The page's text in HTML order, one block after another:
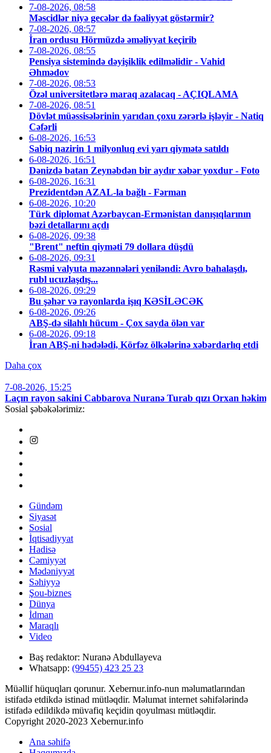
7-08-2026, 08:58
Məscidlər niyə gecələr də fəaliyyət göstərmir?
7-08-2026, 08:57
İran ordusu Hörmüzdə əməliyyat keçirib
7-08-2026, 08:55
Pensiya sistemində dəyişiklik edilməlidir - Vahid
Əhmədov
7-08-2026, 08:53
Özəl universitetlərə maraq azalacaq - AÇIQLAMA
7-08-2026, 08:51
Dövlət müəssisələrinin yarıdan çoxu zərərlə işləyir - Natiq
Cəfərli
6-08-2026, 16:53
Sabiq nazirin 1 milyonluq evi yarı qiymətə satıldı
6-08-2026, 16:51
Dənizdə batan Zeynəbdən bir aydır xəbər yoxdur - Foto
6-08-2026, 16:31
Prezidentdən AZAL-la bağlı - Fərman
6-08-2026, 10:20
Türk diplomat Azərbaycan-Ermənistan danışıqlarının
bəzi detallarını açdı
6-08-2026, 09:38
"Brent" neftin qiyməti 79 dollara düşdü
6-08-2026, 09:31
Rəsmi valyuta məzənnələri yeniləndi: Avro bahalaşdı,
rubl ucuzlaşdış...
6-08-2026, 09:29
Bu şəhər və rayonlarda işıq KƏSİLƏCƏK
6-08-2026, 09:26
ABŞ-də silahlı hücum - Çox sayda ölən var
6-08-2026, 09:18
İran ABŞ-ni hədələdi, Körfəz ölkələrinə xəbərdarlıq etdi
Daha çox
7-08-2026, 15:25
Laçın rayon sakini Cabbarova Nuranə Turab qızı Orxan
Sosial şəbəkələrimiz:
Gündəm
Siyasət
Sosial
İqtisadiyyat
Hadisə
Cəmiyyət
Mədəniyyət
Səhiyyə
Şou-biznes
Dünya
İdman
Maraqlı
Video
Baş redaktor: Nuranə Abdullayeva
Whatsapp: (99455) 423 25 23
Müəllif hüquqları qorunur. Xebernur.info-nun məlumatlarından
istifadə etdikdə istinad mütləqdir. Məlumat internet səhifələrində
istifadə edildikdə müvafiq keçidin qoyulması mütləqdir.
Copyright 2020-2023 Xebernur.info
Ana səhifə